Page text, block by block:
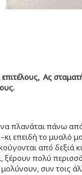
Ας
πλανάται πάνω
επειδή το μυαλό
από
πολύ
συν τοις